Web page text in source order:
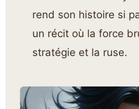
rend son histoire si
un récit où la force
stratégie et la ruse.